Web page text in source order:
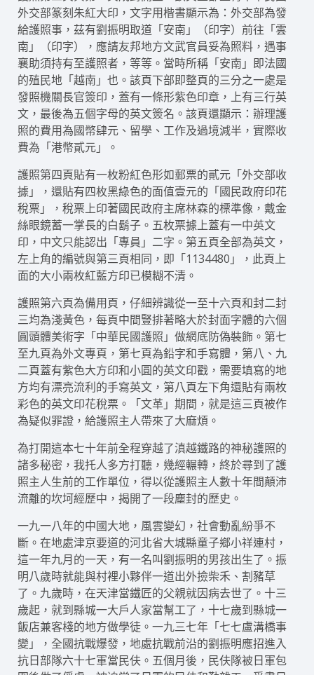
外交部篆刻朱紅大印，文字用楷書顯示為：外交部為發
給護照事，茲有劉振明取道「安南」（印字）前往「雲
南」（印字），應請友邦地方文武官員妥為照料，遇事
襄助須持有至護照者，等等。當時所稱「安南」即法國
的殖民地「越南」也。該頁下部即整頁的三分之一處是
發照機關長官簽印，蓋有一條形紫色印章，上有三行英
文，最後為五個字母的英文簽名。該頁還顯示：辦理護
照的費用為國幣肆元、留學、工作及過境減半，實際收
費為「港幣貳元」。
護照第四頁貼有一枚粉紅色形如郵票的貳元「外交部收
據」，還貼有四枚黑綠色的面值壹元的「國民政府印花
稅票」，稅票上印著國民政府主席林森的標準像，戴金
絲眼鏡蓄一掌長的白鬍子。五枚票據上蓋有一中英文
印，中文只能認出「專員」二字。第五頁全部為英文，
左上角的編號與第三頁相同，即「1134480」，此頁上
面的大小兩枚紅藍方印已模糊不清。
護照第六頁為備用頁，仔細辨識從一至十六頁和封二封
三均為淺黃色，每頁中間豎排著略大於封面字體的六個
圓頭體美術字「中華民國護照」做網底防偽裝飾。第七
至九頁為外文專頁，第七頁為鉛字和手寫體，第八、九
二頁蓋有紫色大方印和小圓的英文印戳，需要填寫的地
方均有漂亮流利的手寫英文，第八頁左下角還貼有兩枚
彩色的英文印花稅票。「文革」期間，就是這三頁被作
為疑似罪證，給護照主人帶來了大麻煩。
為打開這本七十年前全程穿越了滇越鐵路的神秘護照的
諸多秘密，我托人多方打聽，幾經輾轉，終於尋到了護
照主人生前的工作單位，得以從護照主人數十年間顛沛
流離的坎坷經歷中，揭開了一段塵封的歷史。
一九一八年的中國大地，風雲變幻，社會動亂紛爭不
斷。在地處津京要道的河北省大城縣童子鄉小祥連村，
這一年九月的一天，有一名叫劉振明的男孩出生了。振
明八歲時就能與村裡小夥伴一道出外撿柴禾、割豬草
了。九歲時，在天津當鐵匠的父親就因病去世了。十三
歲起，就到縣城一大戶人家當幫工了，十七歲到縣城一
飯店兼客棧的地方做學徒。一九三七年「七七盧溝橋事
變」，全國抗戰爆發，地處抗戰前沿的劉振明應招進入
抗日部隊六十七軍當民伕。五個月後，民伕隊被日軍包